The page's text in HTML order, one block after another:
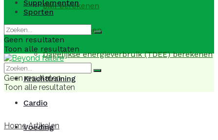
BMI berekenen
BMR berekenen
Dagelijkse energieverbruik (TDEE) berekenen
Krachttraining
Cardio
Voeding
Supplementen
Sporten
Geen resultaten
Toon alle resultaten
Geen resultaten
Toon alle resultaten
Home Artikelen